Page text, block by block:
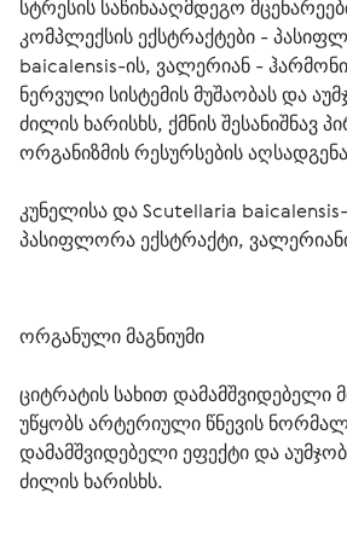
სტრესის საწინააღმდეგო
კომპლექსის ექსტრაქტები -
baicalensis-ის, ვალერიან -
ნერვული სისტემის მუშაობას და
ძილის ხარისხს, ქმნის შესანიშნავ
ორგანიზმის რესურსების
კუნელისა და Scutellaria
პასიფლორა ექსტრაქტი,
ორგანული მაგნიუმი
ციტრატის სახით დამამშვიდებელი
უწყობს არტერიული წნევის
დამამშვიდებელი ეფექტი და
ძილის ხარისხს.